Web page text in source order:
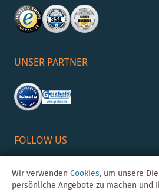
UNSER PARTNER
FOLLOW US
Wir verwenden Cookies, um unsere
persönliche Angebote zu machen und